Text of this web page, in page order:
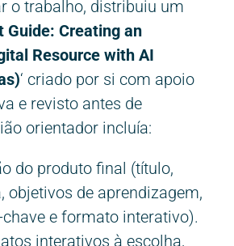
o trabalho, distribuiu um
Guide: Creating an
Resource with AI
‘ criado por si com apoio
e revisto antes de
orientador incluía:
do produto final (título,
objetivos de aprendizagem,
e formato interativo).
interativos à escolha,